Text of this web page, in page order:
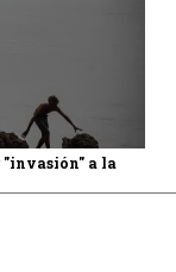
"invasión" a la